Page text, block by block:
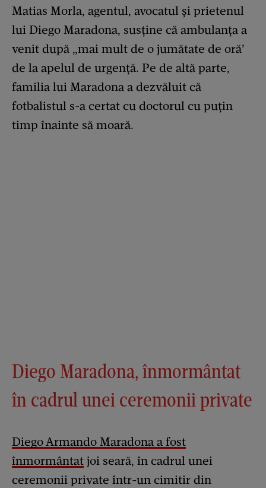
Matias Morla, agentul, avocatul şi prietenul
lui Diego Maradona, susţine că ambulanţa a
venit după „mai mult de o jumătate de oră’
de la apelul de urgență. Pe de altă parte,
familia lui Maradona a dezvăluit că
fotbalistul s-a certat cu doctorul cu puțin
timp înainte să moară.
Diego Maradona, înmormântat
în cadrul unei ceremonii private
Diego Armando Maradona a fost
înmormântat joi seară, în cadrul unei
ceremonii private într-un cimitir din